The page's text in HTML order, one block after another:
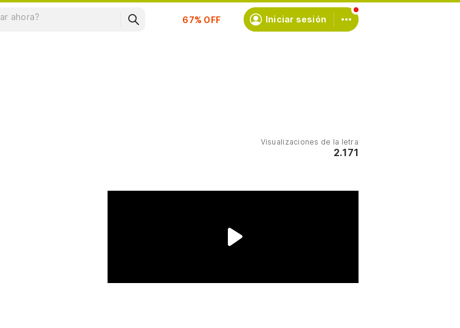
Suscríbete Iniciar sesión
Visualizaciones de la letra
2.171